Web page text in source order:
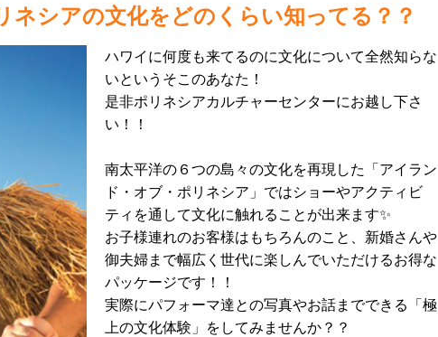
ネシアの文化をどのくらい知ってる？？
ハワイに何度も来てるのに文化について全然知らな
いというそこのあなた！
是非ポリネシアカルチャーセンターにお越し下さ
い！！
南太平洋の６つの島々の文化を再現した「アイラン
ド・オブ・ポリネシア」ではショーやアクティビ
ティを通して文化に触れることが出来ます✨
お子様連れのお客様はもちろんのこと、新婚さんや
御夫婦まで幅広く世代に楽しんでいただけるお得な
パッケージです！！
実際にパフォーマ達との写真やお話までできる「極
上の文化体験」をしてみませんか？？